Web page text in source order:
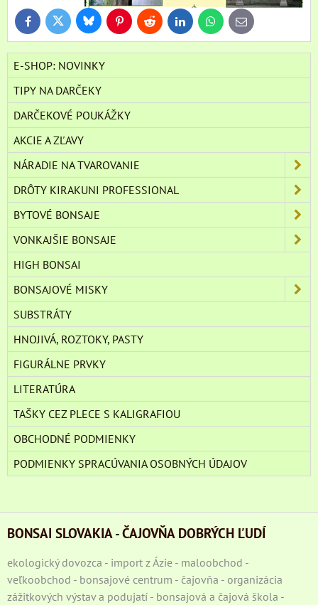
FacebookTwitter BlueskyPinterestReddit LinkedInWhatsApp
E-
mail
E-SHOP: NOVINKY
TIPY NA DARČEKY
DARČEKOVÉ POUKÁŽKY
AKCIE A ZĽAVY
NÁRADIE NA TVAROVANIE
DRÔTY KIRAKUNI PROFESSIONAL
BYTOVÉ BONSAJE
VONKAJŠIE BONSAJE
HIGH BONSAI
BONSAJOVÉ MISKY
SUBSTRÁTY
HNOJIVÁ, ROZTOKY, PASTY
FIGURÁLNE PRVKY
LITERATÚRA
TAŠKY CEZ PLECE S KALIGRAFIOU
OBCHODNÉ PODMIENKY
PODMIENKY SPRACÚVANIA OSOBNÝCH ÚDAJOV
BONSAI SLOVAKIA - ČAJOVŇA DOBRÝCH ĽUDÍ
ekologický dovozca - import z Ázie - maloobchod -
veľkoobchod - bonsajové centrum - čajovňa - organizácia
zážitkových výstav a podujatí - bonsajová a čajová škola -